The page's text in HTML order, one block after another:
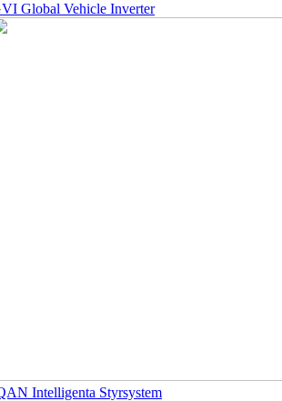
Global Vehicle Inverter
Intelligenta Styrsystem